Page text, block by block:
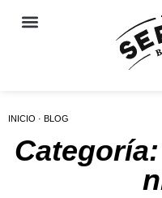
INICIO · BLOG